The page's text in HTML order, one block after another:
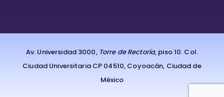
Av. Universidad 3000, Torre de Rectoría, piso 10. Col.
Ciudad Universitaria CP 04510, Coyoacán, Ciudad de
México